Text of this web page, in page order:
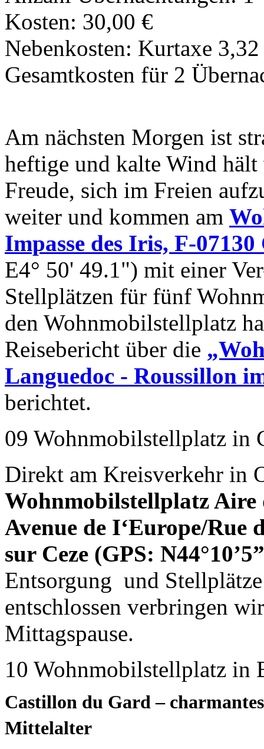
Kosten: 30,00 €
Nebenkosten: Kurtaxe
Gesamtkosten für 2
Am nächsten Morgen ist
heftige und kalte Wind hält
Freude, sich im Freien
weiter und kommen am
Impasse des Iris, F-07130
E4° 50' 49.1") mit einer
Stellplätzen für fünf
den Wohnmobilstellplatz
Reisebericht über die
Languedoc - Roussillon
berichtet.
09 Wohnmobilstellplatz in
Direkt am Kreisverkehr in
Wohnmobilstellplatz Aire
Avenue de I‘Europe/Rue
sur Ceze (GPS:
Entsorgung und
entschlossen verbringen
Mittagspause.
10 Wohnmobilstellplatz in
Castillon du Gard –
Mittelalter